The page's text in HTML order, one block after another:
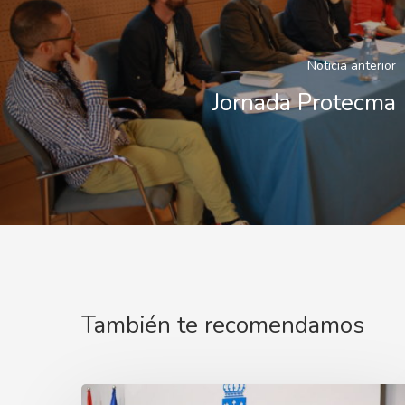
Noticia anterior
Jornada Protecma
También te recomendamos